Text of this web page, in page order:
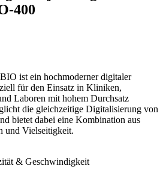
400
ist ein hochmoderner digitaler
für den Einsatz in Kliniken,
Laboren mit hohem Durchsatz
die gleichzeitige Digitalisierung von
bietet dabei eine Kombination aus
und Vielseitigkeit.
& Geschwindigkeit